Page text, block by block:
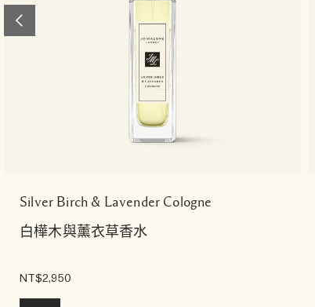
Silver Birch & Lavender Cologne
白樺木與薰衣草香水
NT$2,950